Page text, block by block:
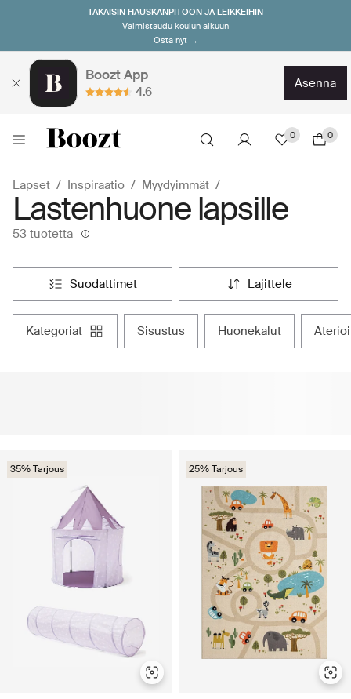
TAKAISIN HAUSKANPITOON JA LEIKKEIHIN
Valmistaudu koulun alkuun
Osta nyt →
Boozt App
4.6
asenna
0 0
Lapset Inspiraatio Myydyimmät
Lastenhuone lapsille
53 tuotetta
suodattimet lajittele
kategoriat sisustus huonekalut
35% Tarjous 25% Tarjous